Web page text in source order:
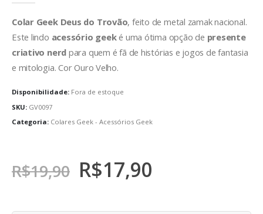
Colar Geek Deus do Trovão, feito de metal zamak nacional.
Este lindo acessório geeké uma ótima opção de presente
criativo nerd para quem é fã de histórias e jogos de fantasia
e mitologia. Cor Ouro Velho.
Disponibilidade: Fora de estoque
SKU: GV0097
Categoria: Colares Geek - Acessórios Geek
R$19,90 R$17,90